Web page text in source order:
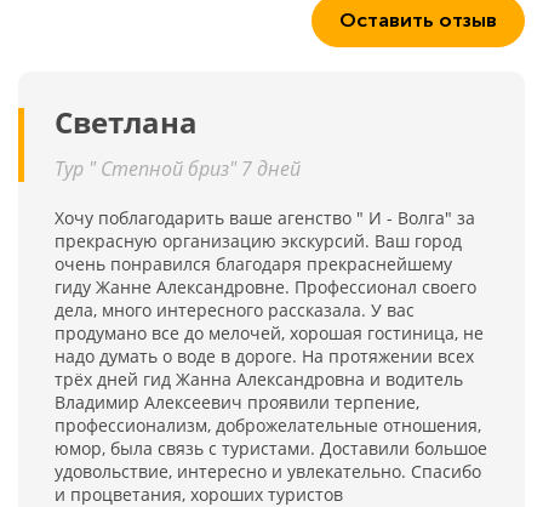
Оставить отзыв
Светлана
Тур " Степной бриз" 7 дней
Хочу поблагодарить ваше агенство " И - Волга" за
прекрасную организацию экскурсий. Ваш город
очень понравился благодаря прекраснейшему
гиду Жанне Александровне. Профессионал своего
дела, много интересного рассказала. У вас
продумано все до мелочей, хорошая гостиница, не
надо думать о воде в дороге. На протяжении всех
трёх дней гид Жанна Александровна и водитель
Владимир Алексеевич проявили терпение,
профессионализм, доброжелательные отношения,
юмор, была связь с туристами. Доставили большое
удовольствие, интересно и увлекательно. Спасибо
и процветания, хороших туристов